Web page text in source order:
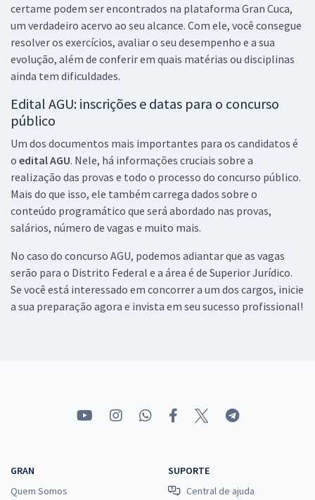
R$ 191,84à vista
ou 12x de R$15,99
Economize R$ 47,96 (-20%)
(T3) - com Gustavo Scatolino
12x deR$124,75
ou R$ 1.497,00 à vista
Comprar
certame podem ser encontrados na plataforma Gran Cuca,
um verdadeiro acervo ao seu alcance. Com ele, você consegue
resolver os exercícios, avaliar o seu desempenho e a sua
evolução, além de conferir em quais matérias ou disciplinas
ainda tem dificuldades.
Edital AGU: inscrições e datas para o concurso
público
Um dos documentos mais importantes para os candidatos é
o edital AGU. Nele, há informações cruciais sobre a
realização das provas e todo o processo do concurso público.
Mais do que isso, ele também carrega dados sobre o
conteúdo programático que será abordado nas provas,
salários, número de vagas e muito mais.
No caso do concurso AGU, podemos adiantar que as vagas
serão para o Distrito Federal e a área é de Superior Jurídico.
Se você está interessado em concorrer a um dos cargos, inicie
a sua preparação agora e invista em seu sucesso profissional!
GRAN
Quem Somos
SUPORTE
Central de ajuda